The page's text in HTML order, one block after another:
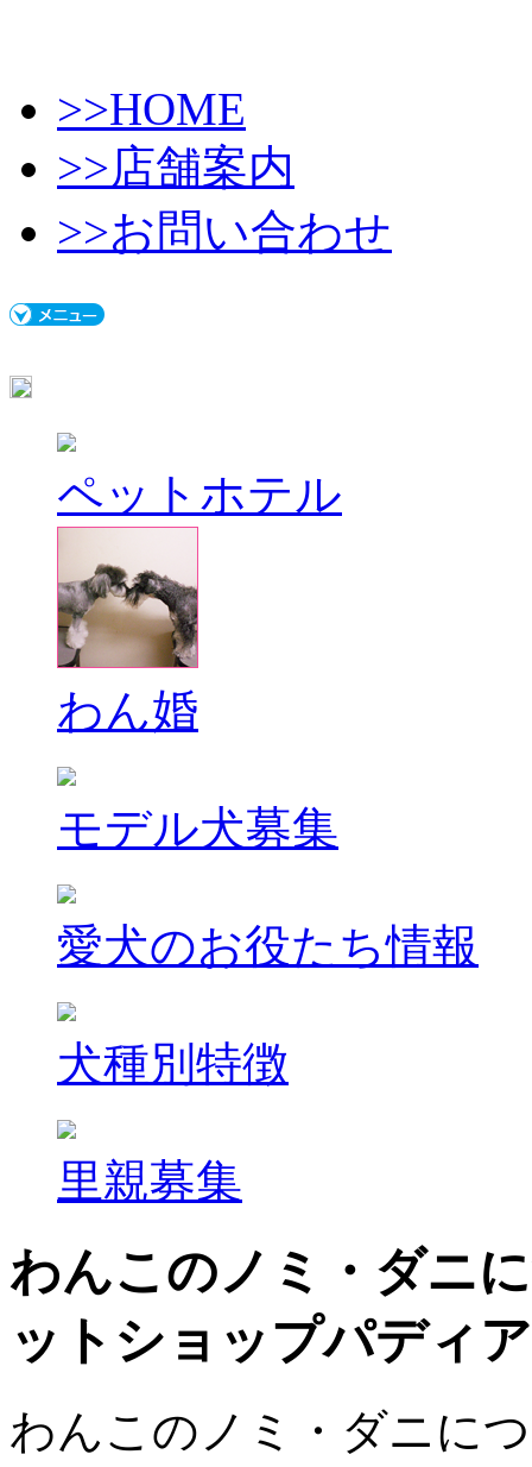
>>HOME
>>店舗案内
>>お問い合わせ
ペットホテル
わん婚
モデル犬募集
愛犬のお役たち情報
犬種別特徴
里親募集
わんこのノミ・ダニ
ットショップパディア
わんこのノミ・ダニに